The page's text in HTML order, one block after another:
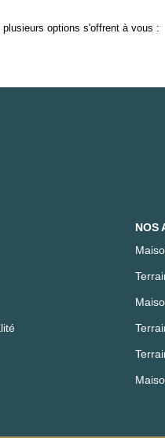
options s'offrent à vous :
NOS